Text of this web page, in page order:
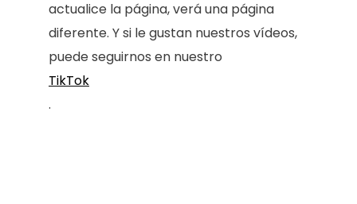
actualice la página, verá una página
diferente. Y si le gustan nuestros vídeos,
puede seguirnos en nuestro
TikTok
.